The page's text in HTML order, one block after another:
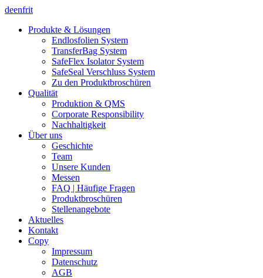
deenfrit
Produkte & Lösungen
Endlosfolien System
TransferBag System
SafeFlex Isolator System
SafeSeal Verschluss System
Zu den Produktbroschüren
Qualität
Produktion & QMS
Corporate Responsibility
Nachhaltigkeit
Über uns
Geschichte
Team
Unsere Kunden
Messen
FAQ | Häufige Fragen
Produktbroschüren
Stellenangebote
Aktuelles
Kontakt
Copy
Impressum
Datenschutz
AGB